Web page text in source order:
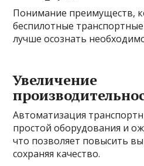
Понимание преимуществ,
беспилотные
лучше осознать
Увеличение
Автоматизация
простой оборудования и
что позволяет повысить
сохраняя качество.